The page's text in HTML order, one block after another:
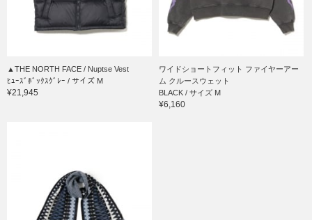
▲THE NORTH FACE / Nuptse Vest
ﾋｭｰｽﾞﾎﾞｯｸｽｸﾞﾚｰ / サイズ M
¥21,945
ワイドショートフィット ファイヤーアー
ム クルースウェット
BLACK / サイズ M
¥6,160